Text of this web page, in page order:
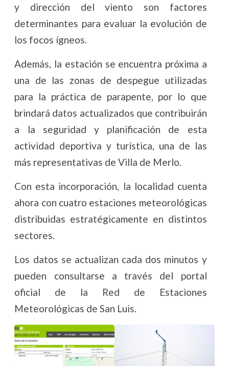
y dirección del viento son factores
determinantes para evaluar la evolución de
los focos ígneos.
Además, la estación se encuentra próxima a
una de las zonas de despegue utilizadas
para la práctica de parapente, por lo que
brindará datos actualizados que contribuirán
a la seguridad y planificación de esta
actividad deportiva y turística, una de las
más representativas de Villa de Merlo.
Con esta incorporación, la localidad cuenta
ahora con cuatro estaciones meteorológicas
distribuidas estratégicamente en distintos
sectores.
Los datos se actualizan cada dos minutos y
pueden consultarse a través del portal
oficial de la Red de Estaciones
Meteorológicas de San Luis.